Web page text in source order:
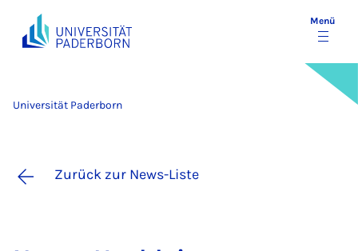
Menü
Universität Paderborn
Zurück zur News-Liste